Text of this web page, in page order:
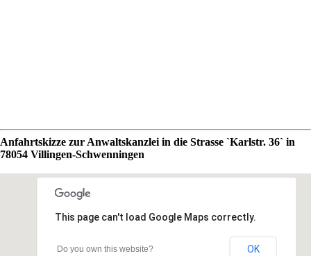
Anfahrtskizze zur Anwaltskanzlei in die Strasse `Karlstr. 36` in
78054 Villingen-Schwenningen
This page can't load Google Maps correctly.
Do you own this website? OK